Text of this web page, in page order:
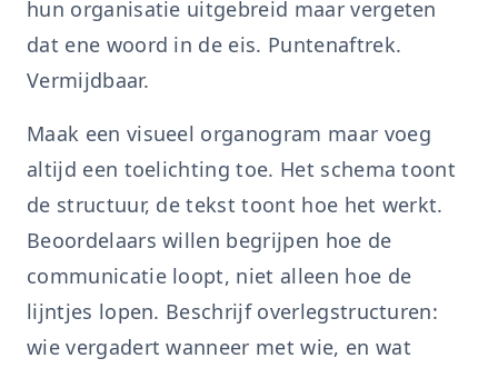
hun organisatie uitgebreid maar vergeten
dat ene woord in de eis. Puntenaftrek.
Vermijdbaar.
Maak een visueel organogram maar voeg
altijd een toelichting toe. Het schema toont
de structuur, de tekst toont hoe het werkt.
Beoordelaars willen begrijpen hoe de
communicatie loopt, niet alleen hoe de
lijntjes lopen. Beschrijf overlegstructuren:
wie vergadert wanneer met wie, en wat